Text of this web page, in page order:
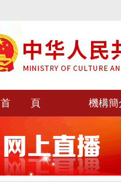
首 頁 機構簡